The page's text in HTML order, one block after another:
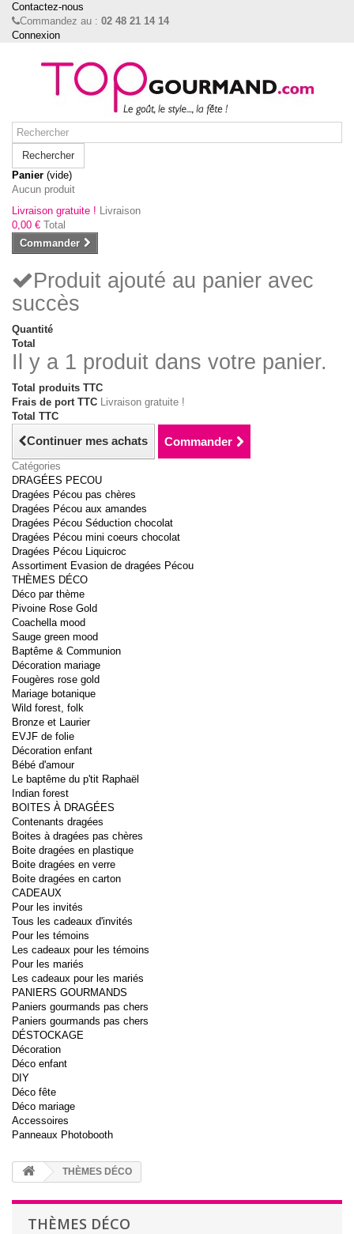
Contactez-nous
Commandez au : 02 48 21 14 14
Connexion
Rechercher
Panier (vide)
Aucun produit
Livraison gratuite ! Livraison
0,00 € Total
Commander
Produit ajouté au panier avec
succès
Quantité
Total
Il y a 1 produit dans votre panier.
Total produits TTC
Frais de port TTC Livraison gratuite !
Total TTC
Continuer mes achats Commander
Catégories
DRAGÉES PECOU
Dragées Pécou pas chères
Dragées Pécou aux amandes
Dragées Pécou Séduction chocolat
Dragées Pécou mini coeurs chocolat
Dragées Pécou Liquicroc
Assortiment Evasion de dragées Pécou
THÈMES DÉCO
Déco par thème
Pivoine Rose Gold
Coachella mood
Sauge green mood
Baptême & Communion
Décoration mariage
Fougères rose gold
Mariage botanique
Wild forest, folk
Bronze et Laurier
EVJF de folie
Décoration enfant
Bébé d'amour
Le baptême du p'tit Raphaël
Indian forest
BOITES À DRAGÉES
Contenants dragées
Boites à dragées pas chères
Boite dragées en plastique
Boite dragées en verre
Boite dragées en carton
CADEAUX
Pour les invités
Tous les cadeaux d'invités
Pour les témoins
Les cadeaux pour les témoins
Pour les mariés
Les cadeaux pour les mariés
PANIERS GOURMANDS
Paniers gourmands pas chers
Paniers gourmands pas chers
DÉSTOCKAGE
Décoration
Déco enfant
DIY
Déco fête
Déco mariage
Accessoires
Panneaux Photobooth
THÈMES DÉCO
THÈMES DÉCO